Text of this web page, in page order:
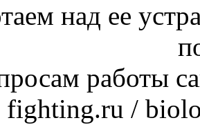
над ее
работы
fighting.ru /